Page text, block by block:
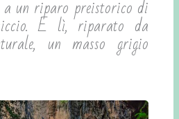
un riparo preistorico di
E lì, riparato da
un masso grigio